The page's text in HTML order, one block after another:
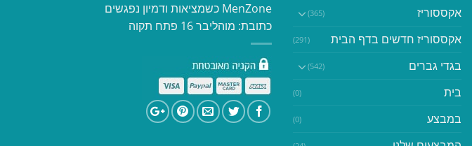
אקססוריז (365)
אקססוריז חדשים בדף הבית (291)
בגדי גברים (542)
בית (0)
במבצע (0)
​​MenZone כשמציאות ודמיון נפגשים​
כתובת: מוהליבר 16 פתח תקוה